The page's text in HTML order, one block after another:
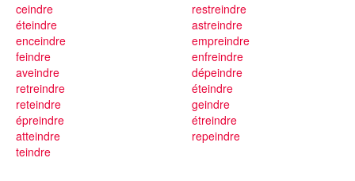
ceindre
éteindre
enceindre
feindre
aveindre
restreindre
astreindre
empreindre
enfreindre
dépeindre
retreindre
reteindre
épreindre
atteindre
teindre
éteindre
geindre
étreindre
repeindre